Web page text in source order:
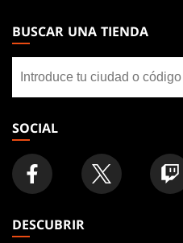
THE
GATHERING
FOOTER
BUSCAR UNA TIENDA
una
tienda
SOCIAL
DESCUBRIR